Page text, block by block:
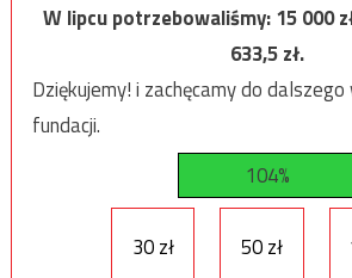
W lipcu potrzebowaliśmy:15 000
633,5zł.
Dziękujemy! i zachęcamy do
fundacji.
104%
30 zł 50 zł